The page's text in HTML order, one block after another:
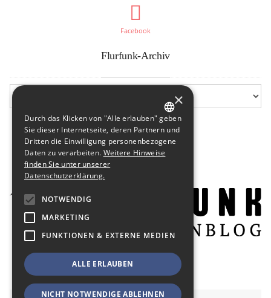
Facebook
Flurfunk-Archiv
GERMAN
ENGLISH
×
Durch das Klicken von "Alle erlauben" geben
Sie dieser Internetseite, deren Partnern und
Dritten die Einwilligung personenbezogene
Daten zu verarbeiten. Weitere Hinweise
finden Sie unter unserer
Datenschutzerklärung.
NOTWENDIG
MARKETING
FUNKTIONEN & EXTERNE MEDIEN
ALLE ERLAUBEN
NICHT NOTWENDIGE ABLEHNEN